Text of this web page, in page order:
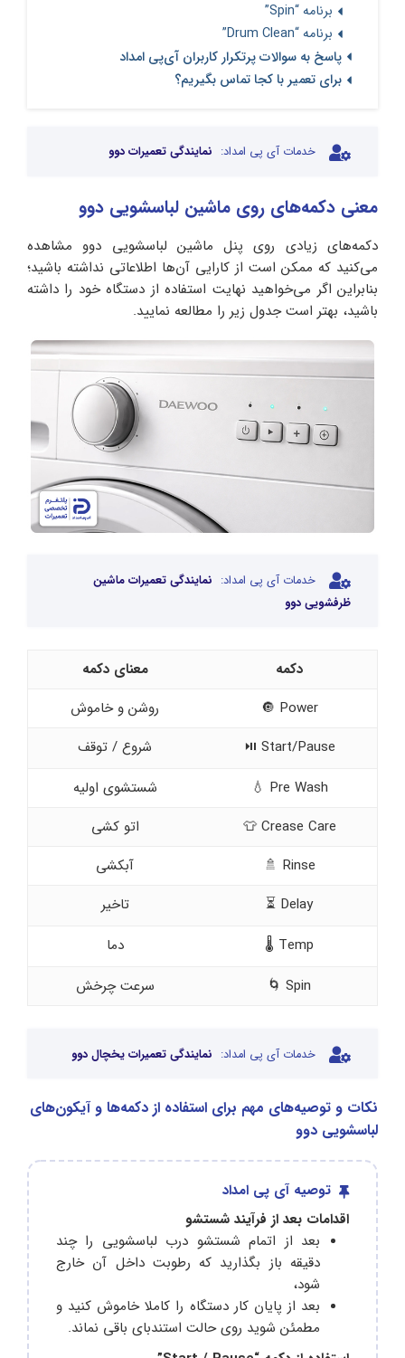
برنامه “Spin”
برنامه “Drum Clean”
پاسخ به سوالات پرتکرار کاربران آی‌پی امداد
برای تعمیر با کجا تماس بگیریم؟
خدمات آی پی امداد: نمایندگی تعمیرات دوو
معنی دکمه‌های روی ماشین لباسشویی دوو
دکمه‌های زیادی روی پنل ماشین لباسشویی دوو مشاهده
می‌کنید که ممکن است از کارایی آن‌ها اطلاعاتی نداشته باشید؛
بنابراین اگر می‌خواهید نهایت استفاده از دستگاه خود را داشته
باشید، بهتر است جدول زیر را مطالعه نمایید.
خدمات آی پی امداد: نمایندگی تعمیرات ماشین
ظرفشویی دوو
دکمه
معنای دکمه
Power 🔘
روشن و خاموش
Start/Pause ⏯️
شروع / توقف
Pre Wash 💧
شستشوی اولیه
Crease Care 👕
اتو کشی
Rinse 🚿
آبکشی
Delay ⏳
تاخیر
Temp 🌡️
دما
Spin 🌀
سرعت چرخش
خدمات آی پی امداد: نمایندگی تعمیرات یخچال دوو
نکات و توصیه‌های مهم برای استفاده از دکمه‌ها و آیکون‌های
لباسشویی دوو
توصیه آی پی امداد
اقدامات بعد از فرآیند شستشو
بعد از اتمام شستشو درب لباسشویی را چند
دقیقه باز بگذارید که رطوبت داخل آن خارج
شود،
بعد از پایان کار دستگاه را کاملا خاموش کنید و
مطمئن شوید روی حالت استندبای باقی نماند.